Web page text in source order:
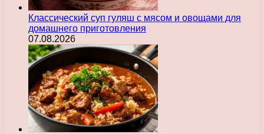
Классический суп гуляш с мясом и овощами для
домашнего приготовления
07.08.2026